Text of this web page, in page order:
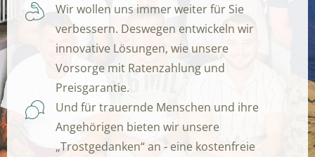
Wir wollen uns immer weiter für Sie
verbessern. Deswegen entwickeln wir
innovative Lösungen, wie unsere
Vorsorge mit Ratenzahlung und
Preisgarantie.
Und für trauernde Menschen und ihre
Angehörigen bieten wir unsere
„Trostgedanken“ an - eine kostenfreie